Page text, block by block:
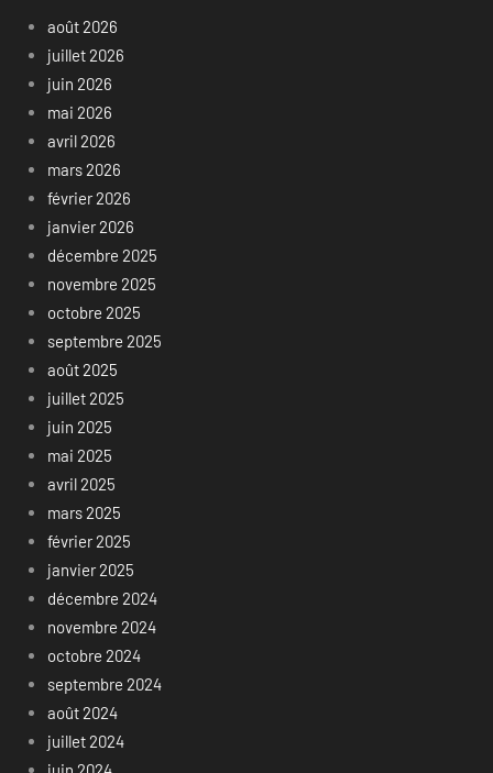
août 2026
juillet 2026
juin 2026
mai 2026
avril 2026
mars 2026
février 2026
janvier 2026
décembre 2025
novembre 2025
octobre 2025
septembre 2025
août 2025
juillet 2025
juin 2025
mai 2025
avril 2025
mars 2025
février 2025
janvier 2025
décembre 2024
novembre 2024
octobre 2024
septembre 2024
août 2024
juillet 2024